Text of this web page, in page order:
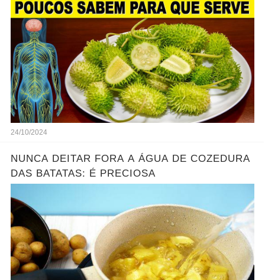
24/10/2024
NUNCA DEITAR FORA A ÁGUA DE COZEDURA
DAS BATATAS: É PRECIOSA